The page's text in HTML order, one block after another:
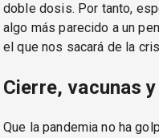
doble dosis. Por tanto,
algo más parecido a un
el que nos sacará de la
Cierre, vacunas
Que la pandemia no ha